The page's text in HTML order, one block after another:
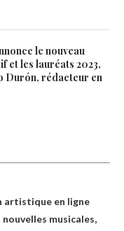
le nouveau
et les lauréats 2023,
Durón, rédacteur en
artistique en ligne
musicales,